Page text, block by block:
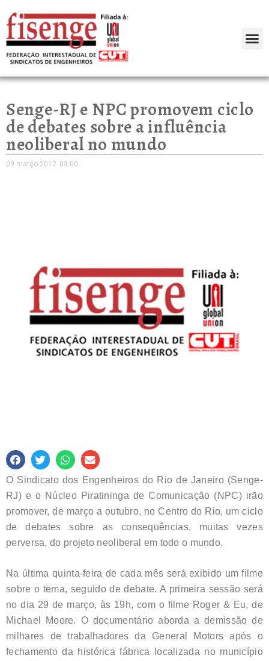
Senge-RJ e NPC promovem ciclo
de debates sobre a influência
neoliberal no mundo
09 março 2012 03:00
O Sindicato dos Engenheiros do Rio de Janeiro (Senge-
RJ) e o Núcleo Piratininga de Comunicação (NPC) irão
promover, de março a outubro, no Centro do Rio, um ciclo
de debates sobre as consequências, muitas vezes
perversa, do projeto neoliberal em todo o mundo.
Na última quinta-feira de cada mês será exibido um filme
sobre o tema, seguido de debate. A primeira sessão será
no dia 29 de março, às 19h, com o filme Roger & Eu, de
Michael Moore. O documentário aborda a demissão de
milhares de trabalhadores da General Motors após o
fechamento da histórica fábrica localizada no município